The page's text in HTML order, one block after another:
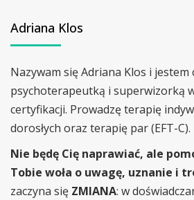
Adriana Klos
Nazywam się Adriana Klos i
psychoterapeutką i superwizorką
certyfikacji. Prowadzę terapię
dorosłych oraz terapię par (EFT-C).
Nie będę Cię naprawiać, ale
Tobie woła o uwagę, uznanie i
zaczyna się ZMIANA: w